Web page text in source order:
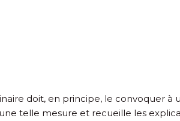
doit, en principe, le convoquer
telle mesure et recueille les